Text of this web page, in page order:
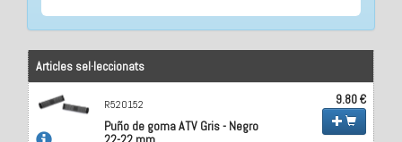
Articles sel·leccionats
R520152
Puño de goma ATV Gris - Negro
9.80 €